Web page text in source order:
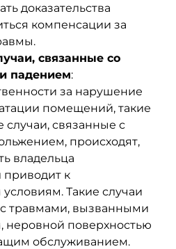
доказательства
компенсации за
связанные со
падением:
за нарушение
помещений, такие
случаи, связанные с
происходят,
владельца
к
Такие случаи
с травмами, вызванными
поверхностью
обслуживанием.